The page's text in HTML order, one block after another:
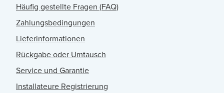
Häufig gestellte Fragen (FAQ)
Zahlungsbedingungen
Lieferinformationen
Rückgabe oder Umtausch
Service und Garantie
Installateure Registrierung